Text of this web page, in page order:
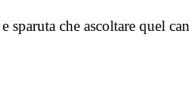
che ascoltare quel